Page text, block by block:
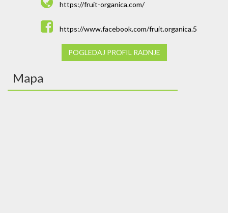
https://fruit-organica.com/
https://www.facebook.com/fruit.organica.5
POGLEDAJ PROFIL RADNJE
Mapa